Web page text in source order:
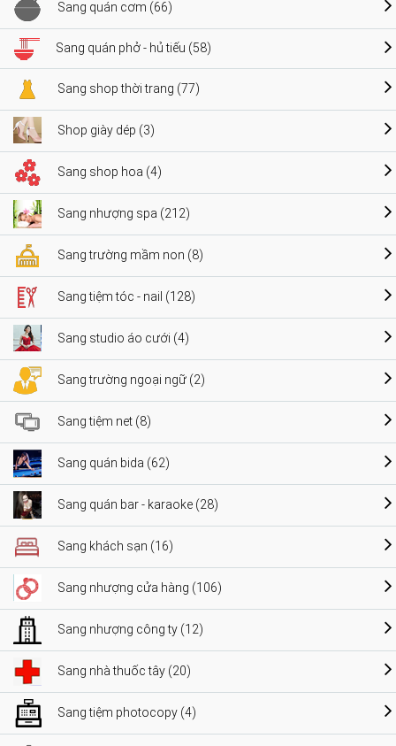
Sang quán cơm (66)
Sang quán phở - hủ tiếu (58)
Sang shop thời trang (77)
Shop giày dép (3)
Sang shop hoa (4)
Sang nhượng spa (212)
Sang trường mầm non (8)
Sang tiệm tóc - nail (128)
Sang studio áo cưới (4)
Sang trường ngoại ngữ (2)
Sang tiệm net (8)
Sang quán bida (62)
Sang quán bar - karaoke (28)
Sang khách sạn (16)
Sang nhượng cửa hàng (106)
Sang nhượng công ty (12)
Sang nhà thuốc tây (20)
Sang tiệm photocopy (4)